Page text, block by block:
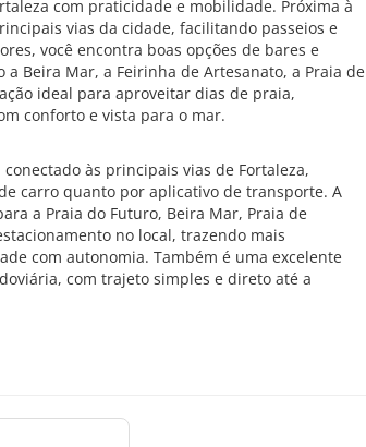
com praticidade e mobilidade. Próxima à
vias da cidade, facilitando passeios e
você encontra boas opções de bares e
Beira Mar, a Feirinha de Artesanato, a Praia de
ideal para aproveitar dias de praia,
conforto e vista para o mar.
às principais vias de Fortaleza,
carro quanto por aplicativo de transporte. A
a Praia do Futuro, Beira Mar, Praia de
no local, trazendo mais
com autonomia. Também é uma excelente
com trajeto simples e direto até a